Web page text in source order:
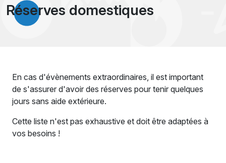
Réserves domestiques
En cas d'évènements extraordinaires, il est important
de s'assurer d'avoir des réserves pour tenir quelques
jours sans aide extérieure.
Cette liste n'est pas exhaustive et doit être adaptées à
vos besoins !